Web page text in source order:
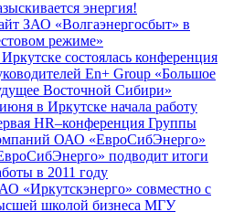
энергия!
ЗАО «Волгаэнергосбыт» в
режиме»
состоялась конференция
En+ Group «Большое
Восточной Сибири»
в Иркутске начала работу
HR–конференция Группы
ОАО «ЕвроСибЭнерго»
подводит итоги
в 2011 году
«Иркутскэнерго» совместно с
школой бизнеса МГУ